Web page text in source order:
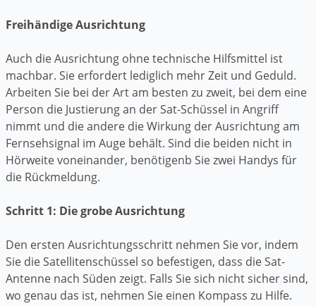
Freihändige Ausrichtung
Auch die Ausrichtung ohne technische Hilfsmittel ist
machbar. Sie erfordert lediglich mehr Zeit und Geduld.
Arbeiten Sie bei der Art am besten zu zweit, bei dem eine
Person die Justierung an der Sat-Schüssel in Angriff
nimmt und die andere die Wirkung der Ausrichtung am
Fernsehsignal im Auge behält. Sind die beiden nicht in
Hörweite voneinander, benötigenb Sie zwei Handys für
die Rückmeldung.
Schritt 1: Die grobe Ausrichtung
Den ersten Ausrichtungsschritt nehmen Sie vor, indem
Sie die Satellitenschüssel so befestigen, dass die Sat-
Antenne nach Süden zeigt. Falls Sie sich nicht sicher sind,
wo genau das ist, nehmen Sie einen Kompass zu Hilfe.